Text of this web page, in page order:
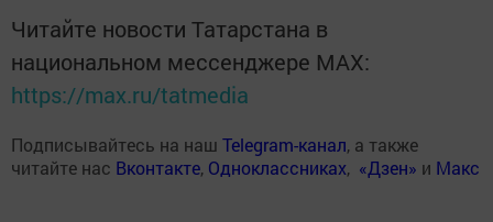
Читайте новости Татарстана в
национальном мессенджере MАХ:
https://max.ru/tatmedia
Подписывайтесь на наш Telegram-канал, а также
читайте нас Вконтакте, Одноклассниках, «Дзен» и Макс